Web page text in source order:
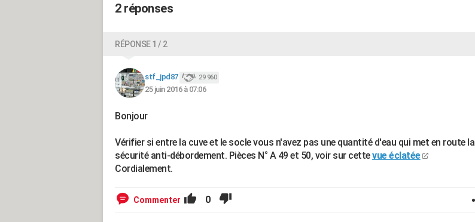
2 réponses
RÉPONSE 1 / 2
stf_jpd87 29 960
25 juin 2016 à 07:06
Bonjour
Vérifier si entre la cuve et le socle vous n'avez pas une quantité d'eau qui met en route la
sécurité anti-débordement. Pièces N° A 49 et 50, voir sur cettevue éclatée
Cordialement.
Commenter 0